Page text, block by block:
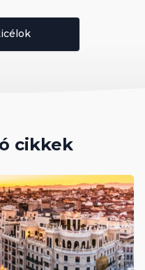
cikkek